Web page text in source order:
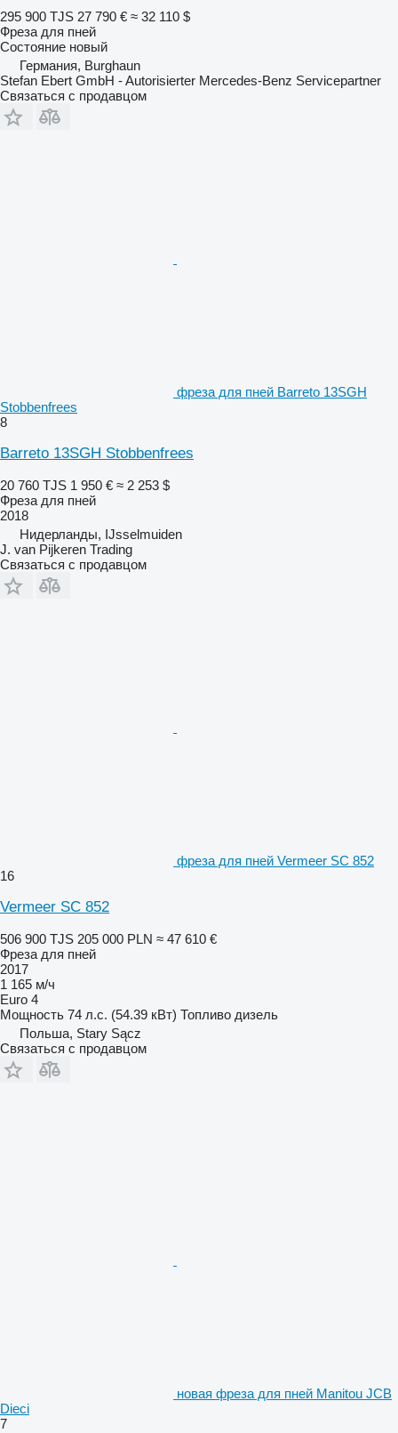
295 900 TJS 27 790 € ≈ 32 110 $
Фреза для пней
Состояние новый
Германия, Burghaun
Stefan Ebert GmbH - Autorisierter Mercedes-Benz Servicepartner
Связаться с продавцом
фреза для пней Barreto 13SGH
Stobbenfrees
8
Barreto 13SGH Stobbenfrees
20 760 TJS 1 950 € ≈ 2 253 $
Фреза для пней
2018
Нидерланды, IJsselmuiden
J. van Pijkeren Trading
Связаться с продавцом
фреза для пней Vermeer SC 852
16
Vermeer SC 852
506 900 TJS 205 000 PLN ≈ 47 610 €
Фреза для пней
2017
1 165 м/ч
Euro 4
Мощность 74 л.с. (54.39 кВт) Топливо дизель
Польша, Stary Sącz
Связаться с продавцом
новая фреза для пней Manitou JCB
Dieci
7